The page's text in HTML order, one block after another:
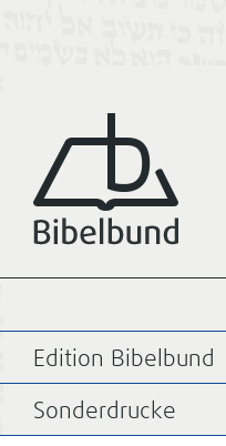
Edition Bibelbund
Sonderdrucke